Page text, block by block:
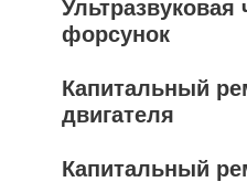
форсунок
Капитальный
двигателя
Капитальный